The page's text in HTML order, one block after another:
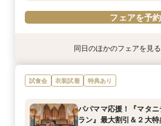
フェアを予約
衣装試着 特典あり
【ドレス重視オススメ◎
OFF*来館特典×無料試食
10:00〜
11:30〜
特典あり
【少人数婚応援】来館
トGET！特典・試食フェ
10:00〜
11:30〜
衣装試着 特典あり
卒花オススメ◎英国伝
150万円割引×来館特典ギ
10:00〜
11:30〜
衣装試着 特典あり
【ペット婚人気NO.1】
出×豪華試食フェア*最大
10:00〜
11:30〜
同日のほかのフェアを見る
試食会 衣装試着 特典あり
パパママ応援！『マタ
ラン』最大割引＆２大特